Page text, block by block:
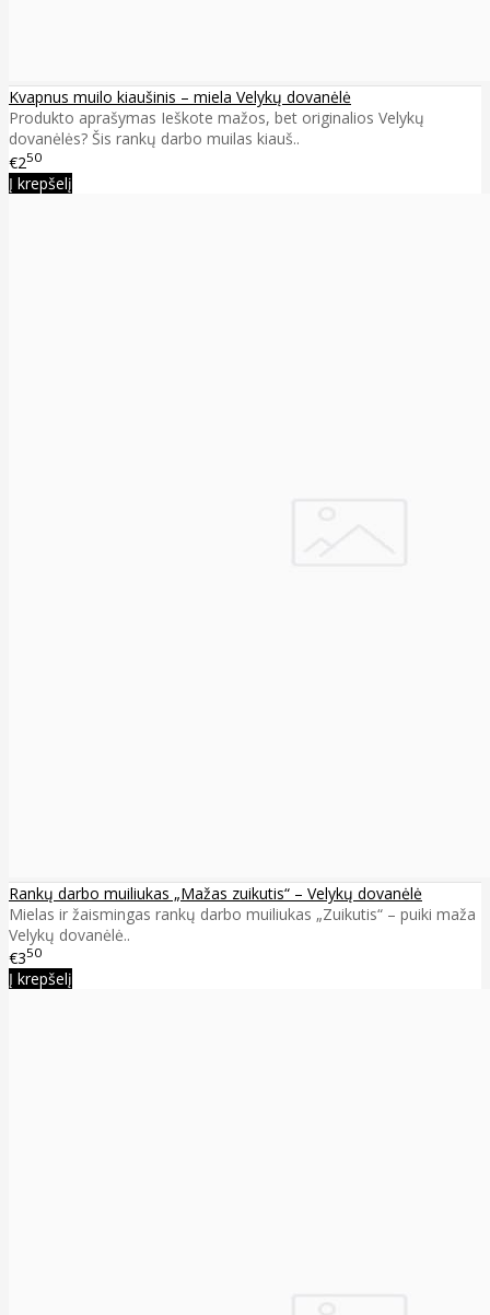
Kvapnus muilo kiaušinis – miela Velykų dovanėlė
Produkto aprašymas Ieškote mažos, bet originalios Velykų
dovanėlės? Šis rankų darbo muilas kiauš..
€250
Į krepšelį
Rankų darbo muiliukas „Mažas zuikutis“ – Velykų dovanėlė
Mielas ir žaismingas rankų darbo muiliukas „Zuikutis“ – puiki maža
Velykų dovanėlė..
€350
Į krepšelį